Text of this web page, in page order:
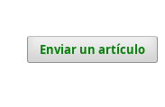
Enviar un artículo